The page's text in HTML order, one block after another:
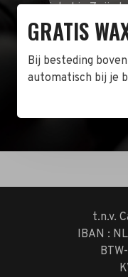
winkel in
dag langs tussen
t.n.v.
IBAN :
GRATIS
Bij besteding
automatisch bij je